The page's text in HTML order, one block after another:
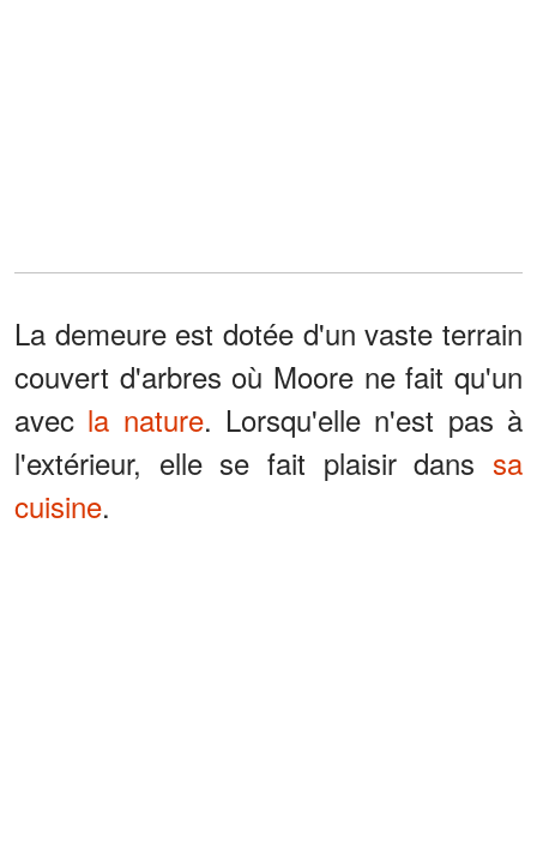
La demeure est dotée d'un vaste terrain
couvert d'arbres où Moore ne fait qu'un
avec la nature. Lorsqu'elle n'est pas à
l'extérieur, elle se fait plaisir dans sa
cuisine.